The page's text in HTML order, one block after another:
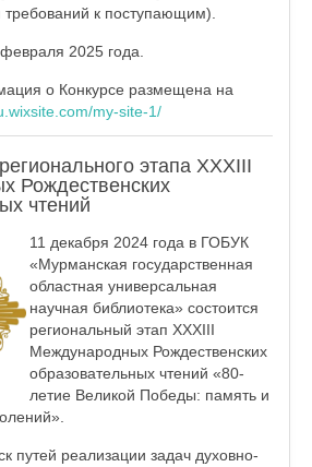
требований к поступающим).
2025 года.
о Конкурсе размещена на
my-site-1/
этапа XXХIII
Рождественских
чтений
11 декабря 2024 года в ГОБУК
«Мурманская государственная
областная универсальная
научная библиотека» состоится
региональный этап XXXIII
Международных Рождественских
образовательных чтений «80-
летие Великой Победы: память и
путей реализации задач духовно-